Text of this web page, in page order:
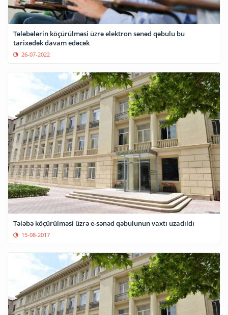
Tələbələrin köçürülməsi üzrə elektron sənəd qəbulu bu
tarixədək davam edəcək
26-07-2022
Tələbə köçürülməsi üzrə e-sənəd qəbulunun vaxtı uzadıldı
15-08-2017